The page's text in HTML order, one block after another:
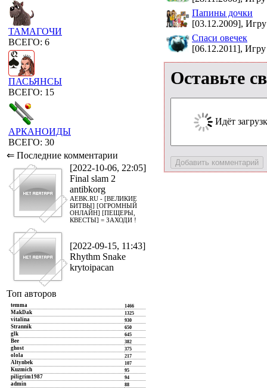
ТАМАГОЧИ
ВСЕГО: 6
ПАСЬЯНСЫ
ВСЕГО: 15
АРКАНОИДЫ
ВСЕГО: 30
⇐ Последние комментарии
[2022-10-06, 22:05]
Final slam 2
antibkorg
AEBK.RU - [ВЕЛИКИЕ
БИТВЫ] [ОГРОМНЫЙ
ОНЛАЙН] [ПЕЩЕРЫ,
КВЕСТЫ] = ЗАХОДИ !
[2022-09-15, 11:43]
Rhythm Snake
krytoipacan
Топ авторов
temma 1466
MakDak 1325
vitalina 930
Strannik 650
glk 645
Bee 382
ghost 375
olola 217
Altynbek 107
Kuzmich 95
piligrim1987 94
admin 88
Папины дочки
[03.12.2009],
Спаси овечек
[06.12.2011],
Оставьте
Идёт